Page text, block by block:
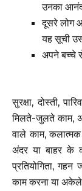
उनका आनंद
दूसरे लोग
यह सूची
अपने बच्चे
सुरक्षा, दोस्ती,
मिलते-जुलते काम,
वाले काम, कलात्मक
अंदर या बाहर के
प्रतियोगिता, गहन
काम करना या